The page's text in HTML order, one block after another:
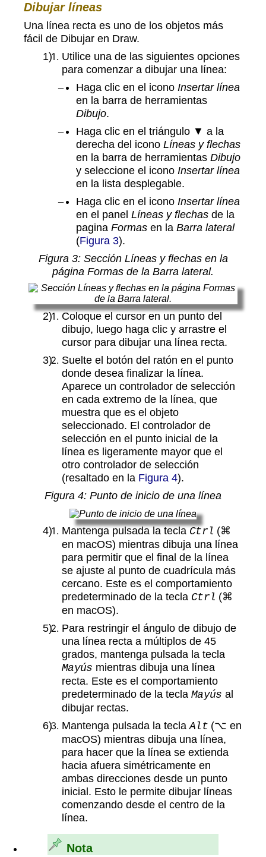
Dibujar líneas
Una línea recta es uno de los objetos más
fácil de Dibujar en Draw.
Utilice una de las siguientes opciones
para comenzar a dibujar una línea:
Haga clic en el icono Insertar línea
en la barra de herramientas
Dibujo.
Haga clic en el triángulo ▼ a la
derecha del icono Líneas y flechas
en la barra de herramientas Dibujo
y seleccione el icono Insertar línea
en la lista desplegable.
Haga clic en el icono Insertar línea
en el panel Líneas y flechas de la
pagina Formas en la Barra lateral
(Figura 3).
Figura 3: Sección Líneas y flechas en la
página Formas de la Barra lateral.
Coloque el cursor en un punto del
dibujo, luego haga clic y arrastre el
cursor para dibujar una línea recta.
Suelte el botón del ratón en el punto
donde desea finalizar la línea.
Aparece un controlador de selección
en cada extremo de la línea, que
muestra que es el objeto
seleccionado. El controlador de
selección en el punto inicial de la
línea es ligeramente mayor que el
otro controlador de selección
(resaltado en la Figura 4).
Figura 4: Punto de inicio de una línea
Mantenga pulsada la teclaCtrl (⌘
en macOS) mientras dibuja una línea
para permitir que el final de la línea
se ajuste al punto de cuadrícula más
cercano. Este es el comportamiento
predeterminado de la tecla Ctrl (⌘
en macOS).
Para restringir el ángulo de dibujo de
una línea recta a múltiplos de 45
grados, mantenga pulsada la tecla
Mayús mientras dibuja una línea
recta. Este es el comportamiento
predeterminado de la tecla Mayús al
dibujar rectas.
Mantenga pulsada la teclaAlt(⌥ en
macOS) mientras dibuja una línea,
para hacer que la línea se extienda
hacia afuera simétricamente en
ambas direcciones desde un punto
inicial. Esto le permite dibujar líneas
comenzando desde el centro de la
línea.
Nota